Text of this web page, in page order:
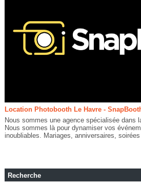
Location Photobooth Le Havre -
Nous sommes une agence spécialisée dans
Nous sommes là pour dynamiser vos
inoubliables. Mariages, anniversaires,
Recherche